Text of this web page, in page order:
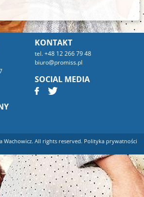
KONTAKT
tel. +48 12 266 79 48
biuro@promiss.pl
SOCIAL MEDIA
Wachowicz. All rights reserved. Polityka prywatności